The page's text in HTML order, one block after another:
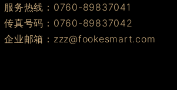
服务热线：0760-89837041
传真号码：0760-89837042
企业邮箱：zzz@fookesmart.com